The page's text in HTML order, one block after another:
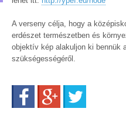
A verseny célja, hogy a
erdészet természetben és
objektív kép alakuljon ki bennük
szükségességéről.
FacebookGoogle+